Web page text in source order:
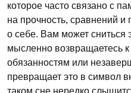
которое часто связано с
на прочность, сравнений
о себе. Вам может сниться
мысленно возвращаетесь
обязанностям или
превращает это в символ
таком сне нередко